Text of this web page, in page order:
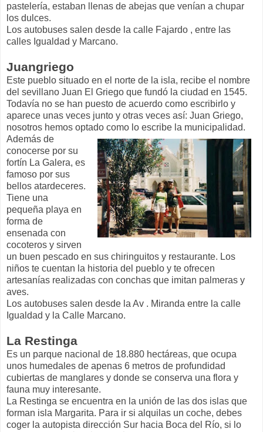
pastelería, estaban llenas de abejas que venían a chupar
los dulces.
Los autobuses salen desde la calle Fajardo , entre las
calles Igualdad y Marcano.
Juangriego
Este pueblo situado en el norte de la isla, recibe el nombre
del sevillano Juan El Griego que fundó la ciudad en 1545.
Todavía no se han puesto de acuerdo como escribirlo y
aparece unas veces junto y otras veces así: Juan Griego,
nosotros hemos optado como lo escribe la municipalidad.
Además de
conocerse por su
fortín La Galera, es
famoso por sus
bellos atardeceres.
Tiene una
pequeña playa en
forma de
ensenada con
cocoteros y sirven
un buen pescado en sus chiringuitos y restaurante. Los
niños te cuentan la historia del pueblo y te ofrecen
artesanías realizadas con conchas que imitan palmeras y
aves.
Los autobuses salen desde la Av . Miranda entre la calle
Igualdad y la Calle Marcano.
La Restinga
Es un parque nacional de 18.880 hectáreas, que ocupa
unos humedales de apenas 6 metros de profundidad
cubiertas de manglares y donde se conserva una flora y
fauna muy interesante.
La Restinga se encuentra en la unión de las dos islas que
forman isla Margarita. Para ir si alquilas un coche, debes
coger la autopista dirección Sur hacia Boca del Río, si lo